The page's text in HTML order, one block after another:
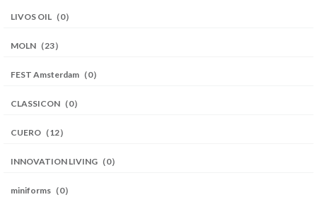
LIVOS OIL（0）
MOLN（23）
FEST Amsterdam（0）
CLASSICON（0）
CUERO（12）
INNOVATION LIVING（0）
miniforms（0）